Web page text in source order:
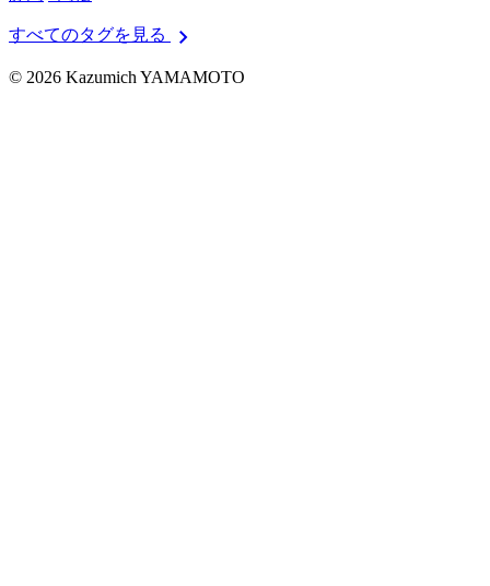
すべてのタグを見る chevron_right
© 2026 Kazumich YAMAMOTO